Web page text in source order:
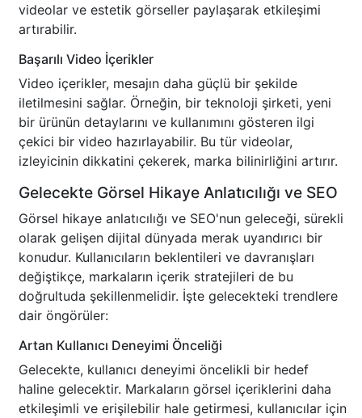
videolar ve estetik görseller paylaşarak etkileşimi
artırabilir.
Başarılı Video İçerikler
Video içerikler, mesajın daha güçlü bir şekilde
iletilmesini sağlar. Örneğin, bir teknoloji şirketi, yeni
bir ürünün detaylarını ve kullanımını gösteren ilgi
çekici bir video hazırlayabilir. Bu tür videolar,
izleyicinin dikkatini çekerek, marka bilinirliğini artırır.
Gelecekte Görsel Hikaye Anlatıcılığı ve SEO
Görsel hikaye anlatıcılığı ve SEO'nun geleceği, sürekli
olarak gelişen dijital dünyada merak uyandırıcı bir
konudur. Kullanıcıların beklentileri ve davranışları
değiştikçe, markaların içerik stratejileri de bu
doğrultuda şekillenmelidir. İşte gelecekteki trendlere
dair öngörüler:
Artan Kullanıcı Deneyimi Önceliği
Gelecekte, kullanıcı deneyimi öncelikli bir hedef
haline gelecektir. Markaların görsel içeriklerini daha
etkileşimli ve erişilebilir hale getirmesi, kullanıcılar için